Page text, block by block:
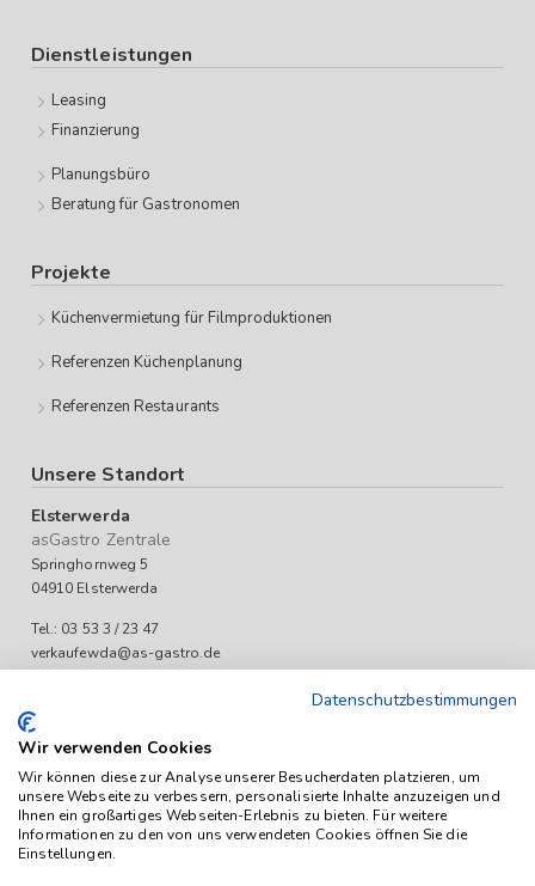
Dienstleistungen
Leasing
Finanzierung
Planungsbüro
Beratung für Gastronomen
Projekte
Küchenvermietung für Filmproduktionen
Referenzen Küchenplanung
Referenzen Restaurants
Unsere Standort
Elsterwerda
asGastro Zentrale
Springhornweg 5
04910 Elsterwerda
Tel.: 03 53 3 / 23 47
verkaufewda@as-gastro.de
Mo-Fr 09:00 bis 17:00 Uhr
Das Angebot von as-Gastro richtet sich ausschließlich an
Datenschutzbestimmungen
Wir verwenden Cookies
Wir können diese zur Analyse unserer Besucherdaten platzieren, um
unsere Webseite zu verbessern, personalisierte Inhalte anzuzeigen und
Ihnen ein großartiges Webseiten-Erlebnis zu bieten. Für weitere
Informationen zu den von uns verwendeten Cookies öffnen Sie die
Einstellungen.